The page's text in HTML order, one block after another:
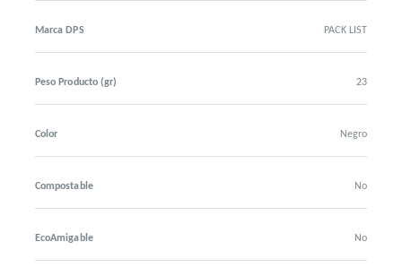
Marca DPS PACK LIST
Peso Producto (gr) 23
Color Negro
Compostable No
EcoAmigable No